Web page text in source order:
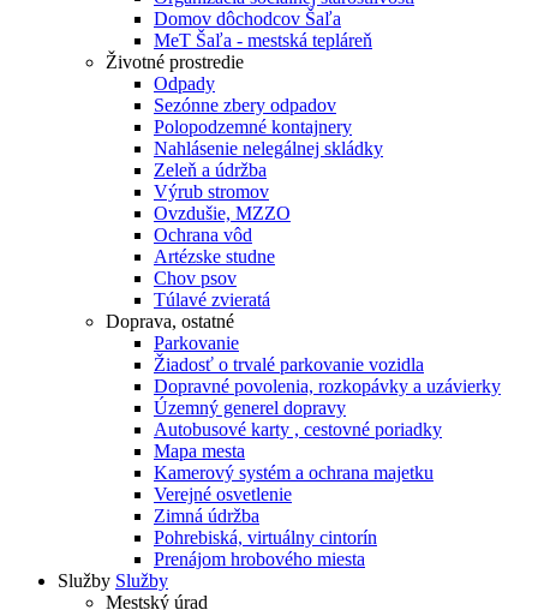
Domov dôchodcov Šaľa
MeT Šaľa - mestská tepláreň
Životné prostredie
Odpady
Sezónne zbery odpadov
Polopodzemné kontajnery
Nahlásenie nelegálnej skládky
Zeleň a údržba
Výrub stromov
Ovzdušie, MZZO
Ochrana vôd
Artézske studne
Chov psov
Túlavé zvieratá
Doprava, ostatné
Parkovanie
Žiadosť o trvalé parkovanie vozidla
Dopravné povolenia, rozkopávky a uzávierky
Územný generel dopravy
Autobusové karty , cestovné poriadky
Mapa mesta
Kamerový systém a ochrana majetku
Verejné osvetlenie
Zimná údržba
Pohrebiská, virtuálny cintorín
Prenájom hrobového miesta
Služby Služby
Mestský úrad